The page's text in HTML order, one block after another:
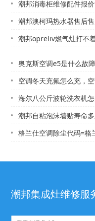
潮邦消毒柜维修配件报价%潮邦消毒
潮邦澳柯玛热水器售后售后电话,澳柯玛热水器售后
潮邦opreliv燃气灶打不着火*orange热水器
奥克斯空调e5是什么故障【奥
空调冬天充氟怎么充，
海尔八公斤波轮洗衣机怎么样_海尔八公斤波轮洗衣
潮邦自粘泡沫墙贴寿命多久&潮邦自制木家具
格兰仕空调除尘代码=格
潮邦集成灶维修服